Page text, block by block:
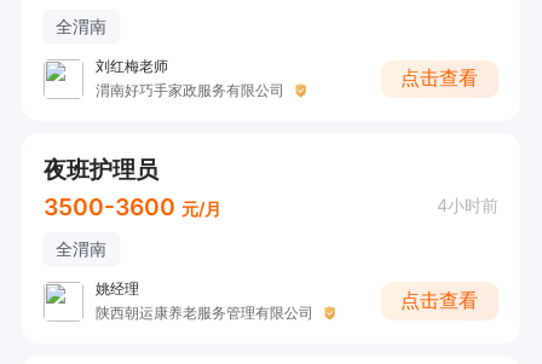
全渭南
刘红梅老师
渭南好巧手家政服务有限公司
点击查看
夜班护理员
3500-3600 元/月 4小时前
全渭南
姚经理
陕西朝运康养老服务管理有限公司
点击查看